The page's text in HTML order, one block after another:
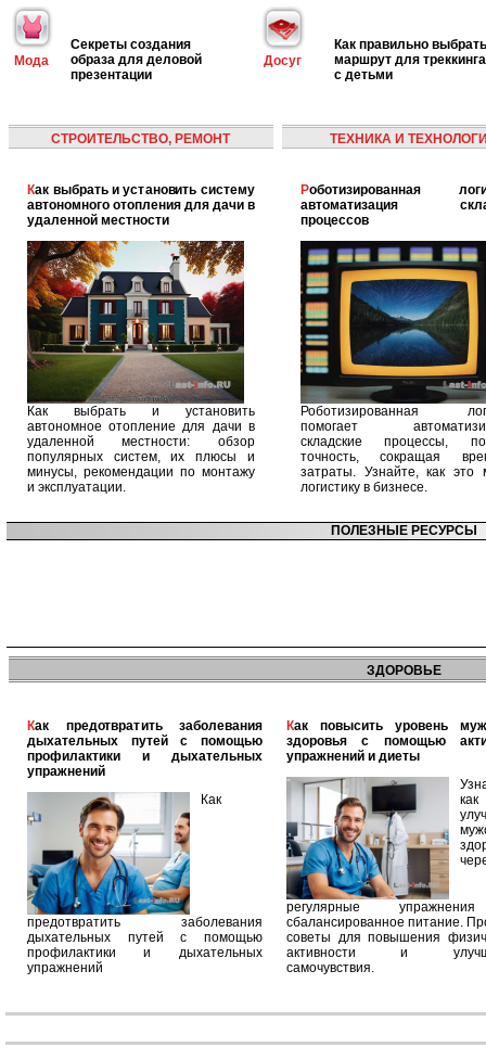
Мода
Секреты создания
образа для деловой
презентации
Досуг
Как правильно выбрать
маршрут для треккинга
с детьми
СТРОИТЕЛЬСТВО, РЕМОНТ
Как выбрать и установить систему
автономного отопления для дачи в
удаленной местности
Как выбрать и установить
автономное отопление для дачи в
удаленной местности: обзор
популярных систем, их плюсы и
минусы, рекомендации по монтажу
и эксплуатации.
ТЕХНИКА И
Роботизированная логистика:
автоматизация
процессов
Роботизированная
помогает
складские процессы,
точность, сокращая
затраты. Узнайте, как это
логистику в бизнесе.
ПОЛЕЗНЫЕ РЕСУРСЫ
ЗДОРОВЬЕ
Как предотвратить заболевания
дыхательных путей с помощью
профилактики и дыхательных
упражнений
Как
предотвратить заболевания
дыхательных путей с помощью
профилактики и дыхательных
упражнений
Как повысить уровень мужского
здоровья с помощью
упражнений и диеты
как
регулярные
сбалансированное питание.
советы для повышения
активности и
самочувствия.